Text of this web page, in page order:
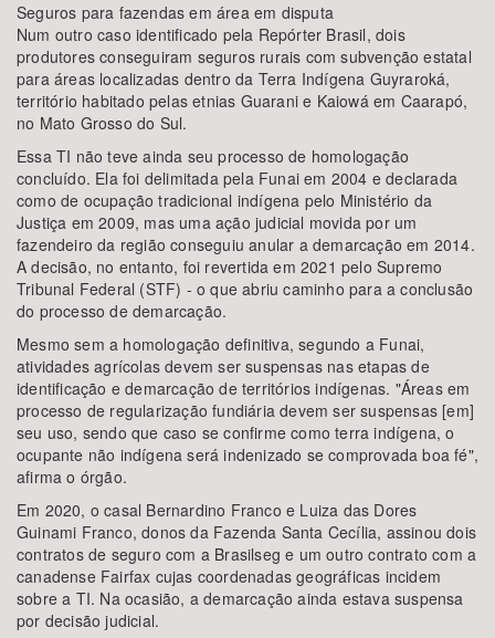
Seguros para fazendas em área em disputa
Num outro caso identificado pela Repórter Brasil, dois
produtores conseguiram seguros rurais com subvenção estatal
para áreas localizadas dentro da Terra Indígena Guyraroká,
território habitado pelas etnias Guarani e Kaiowá em Caarapó,
no Mato Grosso do Sul.
Essa TI não teve ainda seu processo de homologação
concluído. Ela foi delimitada pela Funai em 2004 e declarada
como de ocupação tradicional indígena pelo Ministério da
Justiça em 2009, mas uma ação judicial movida por um
fazendeiro da região conseguiu anular a demarcação em 2014.
A decisão, no entanto, foi revertida em 2021 pelo Supremo
Tribunal Federal (STF) - o que abriu caminho para a conclusão
do processo de demarcação.
Mesmo sem a homologação definitiva, segundo a Funai,
atividades agrícolas devem ser suspensas nas etapas de
identificação e demarcação de territórios indígenas. "Áreas em
processo de regularização fundiária devem ser suspensas [em]
seu uso, sendo que caso se confirme como terra indígena, o
ocupante não indígena será indenizado se comprovada boa fé",
afirma o órgão.
Em 2020, o casal Bernardino Franco e Luiza das Dores
Guinami Franco, donos da Fazenda Santa Cecília, assinou dois
contratos de seguro com a Brasilseg e um outro contrato com a
canadense Fairfax cujas coordenadas geográficas incidem
sobre a TI. Na ocasião, a demarcação ainda estava suspensa
por decisão judicial.